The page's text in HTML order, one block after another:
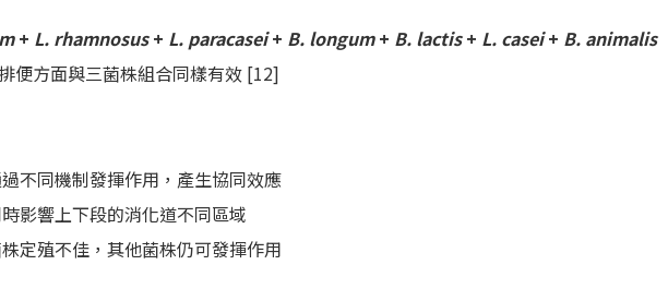
+ L. rhamnosus+ L. paracasei+ B. longum+ B. lactis+ L. casei+ B. animalis
便方面與三菌株組合同樣有效 [12]
不同機制發揮作用，產生協同效應
時影響上下段的消化道不同區域
定殖不佳，其他菌株仍可發揮作用